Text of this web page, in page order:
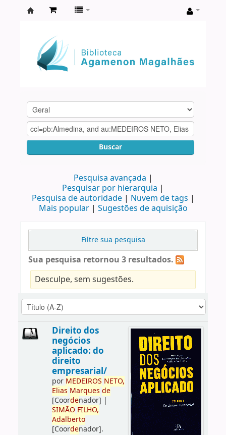
Agamenon
Magalhães
Buscar
Pesquisa avançada
Pesquisar por hierarquia
Pesquisa de autoridade
Nuvem de tags
Mais popular
Sugestões de aquisição
Filtre sua pesquisa
Sua pesquisa retornou 3 resultados.
Desculpe, sem sugestões.
Direito dos
negócios
aplicado: do
direito
empresarial/
por MEDEIROS NETO,
Elias Marques de
[Coordenador] |
SIMÃO FILHO,
Adalberto
[Coordenador].